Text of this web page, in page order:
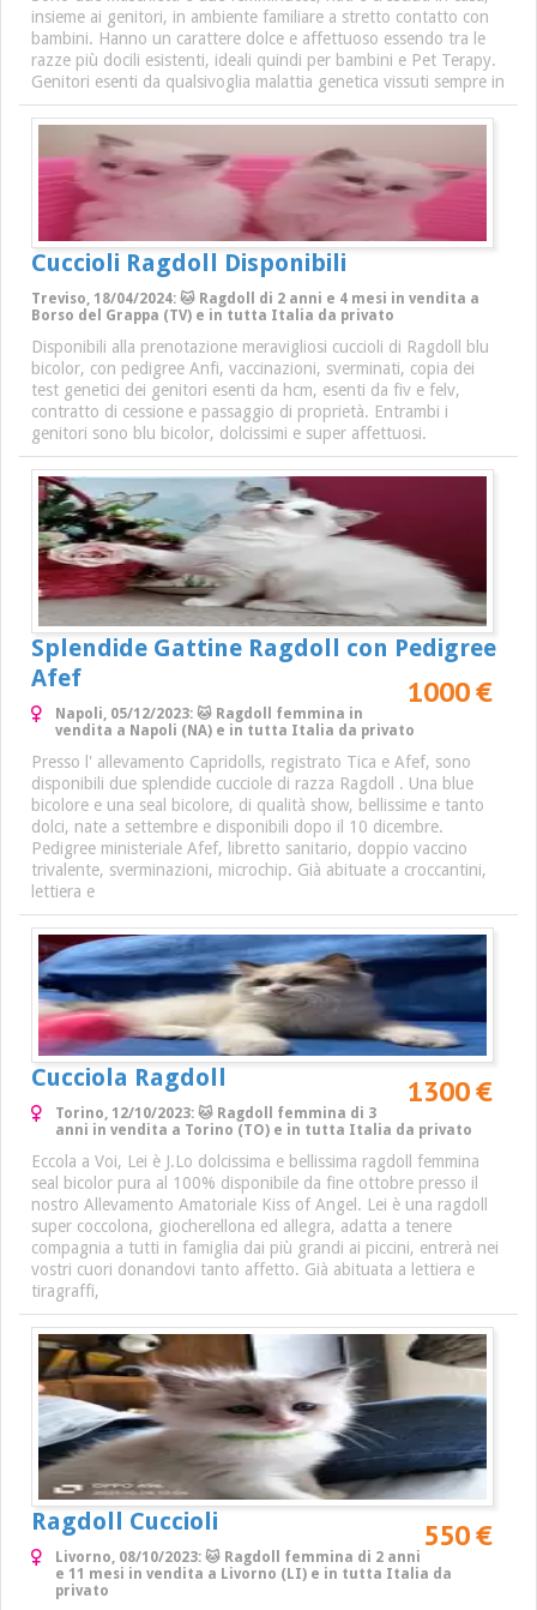
insieme ai genitori, in ambiente familiare a stretto contatto con
bambini. Hanno un carattere dolce e affettuoso essendo tra le
razze più docili esistenti, ideali quindi per bambini e Pet Terapy.
Genitori esenti da qualsivoglia malattia genetica vissuti sempre in
Cuccioli Ragdoll Disponibili
Treviso, 18/04/2024: 🐱 Ragdoll di 2 anni e 4 mesi in vendita a
Borso del Grappa (TV) e in tutta Italia da privato
Disponibili alla prenotazione meravigliosi cuccioli di Ragdoll blu
bicolor, con pedigree Anfi, vaccinazioni, sverminati, copia dei
test genetici dei genitori esenti da hcm, esenti da fiv e felv,
contratto di cessione e passaggio di proprietà. Entrambi i
genitori sono blu bicolor, dolcissimi e super affettuosi.
Splendide Gattine Ragdoll con Pedigree
Afef
1000 €
Napoli, 05/12/2023: 🐱 Ragdoll femmina in
vendita a Napoli (NA) e in tutta Italia da privato
Presso l' allevamento Capridolls, registrato Tica e Afef, sono
disponibili due splendide cucciole di razza Ragdoll . Una blue
bicolore e una seal bicolore, di qualità show, bellissime e tanto
dolci, nate a settembre e disponibili dopo il 10 dicembre.
Pedigree ministeriale Afef, libretto sanitario, doppio vaccino
trivalente, sverminazioni, microchip. Già abituate a croccantini,
lettiera e
Cucciola Ragdoll 1300 €
Torino, 12/10/2023: 🐱 Ragdoll femmina di 3
anni in vendita a Torino (TO) e in tutta Italia da privato
Eccola a Voi, Lei è J.Lo dolcissima e bellissima ragdoll femmina
seal bicolor pura al 100% disponibile da fine ottobre presso il
nostro Allevamento Amatoriale Kiss of Angel. Lei è una ragdoll
super coccolona, giocherellona ed allegra, adatta a tenere
compagnia a tutti in famiglia dai più grandi ai piccini, entrerà nei
vostri cuori donandovi tanto affetto. Già abituata a lettiera e
tiragraffi,
Ragdoll Cuccioli 550 €
Livorno, 08/10/2023: 🐱 Ragdoll femmina di 2 anni
e 11 mesi in vendita a Livorno (LI) e in tutta Italia da
privato